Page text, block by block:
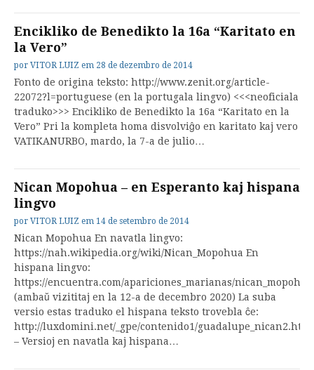
Encikliko de Benedikto la 16a “Karitato en
la Vero”
por VITOR LUIZ em 28 de dezembro de 2014
Fonto de origina teksto: http://www.zenit.org/article-
22072?l=portuguese (en la portugala lingvo) <<<neoficiala
traduko>>> Encikliko de Benedikto la 16a “Karitato en la
Vero” Pri la kompleta homa disvolviĝo en karitato kaj vero
VATIKANURBO, mardo, la 7-a de julio…
Nican Mopohua – en Esperanto kaj hispana
lingvo
por VITOR LUIZ em 14 de setembro de 2014
Nican Mopohua En navatla lingvo:
https://nah.wikipedia.org/wiki/Nican_Mopohua En
hispana lingvo:
https://encuentra.com/apariciones_marianas/
(ambaŭ vizititaj en la 12-a de decembro 2020) La suba
versio estas traduko el hispana teksto trovebla ĉe:
http://luxdomini.net/_gpe/contenido1/guadalupe_nican2.htm
– Versioj en navatla kaj hispana…